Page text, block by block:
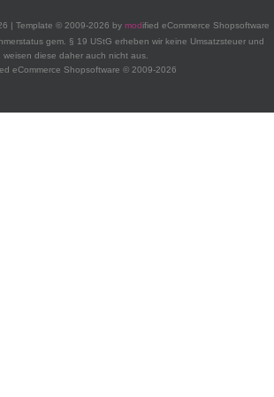
| Template © 2009-2026 by modified eCommerce Shopsoftware
gem. § 19 UStG erheben wir keine Umsatzsteuer und
weisen diese daher auch nicht aus.
eCommerce Shopsoftware © 2009-2026